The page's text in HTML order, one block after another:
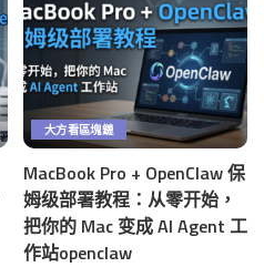
大方看區塊鏈
MacBook Pro + OpenClaw 保
姆级部署教程：从零开始，
把你的 Mac 变成 AI Agent 工
作站openclaw